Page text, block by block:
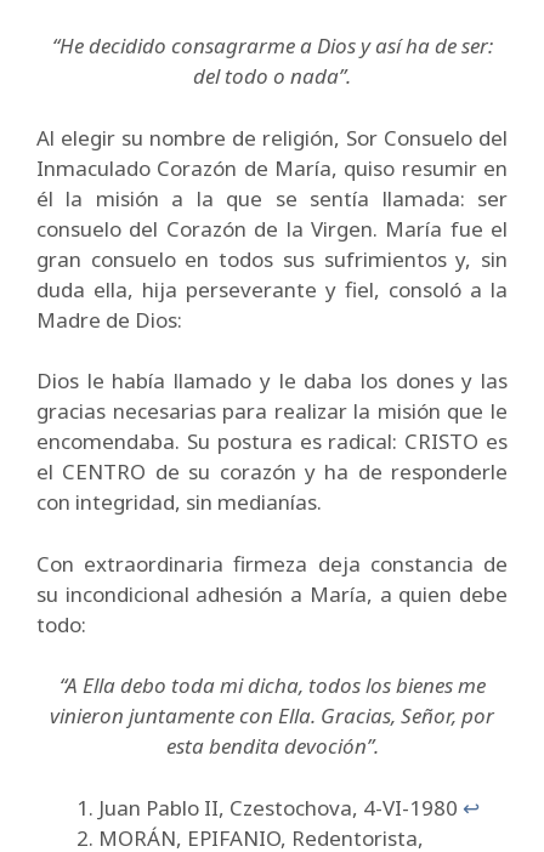
“He decidido consagrarme a Dios y así ha de ser:
del todo o nada”.
Al elegir su nombre de religión, Sor Consuelo del
Inmaculado Corazón de María, quiso resumir en
él la misión a la que se sentía llamada: ser
consuelo del Corazón de la Virgen. María fue el
gran consuelo en todos sus sufrimientos y, sin
duda ella, hija perseverante y fiel, consoló a la
Madre de Dios:
Dios le había llamado y le daba los dones y las
gracias necesarias para realizar la misión que le
encomendaba. Su postura es radical: CRISTO es
el CENTRO de su corazón y ha de responderle
con integridad, sin medianías.
Con extraordinaria firmeza deja constancia de
su incondicional adhesión a María, a quien debe
todo:
“A Ella debo toda mi dicha, todos los bienes me
vinieron juntamente con Ella. Gracias, Señor, por
esta bendita devoción”.
Juan Pablo II, Czestochova, 4-VI-1980 ↩︎
MORÁN, EPIFANIO, Redentorista,